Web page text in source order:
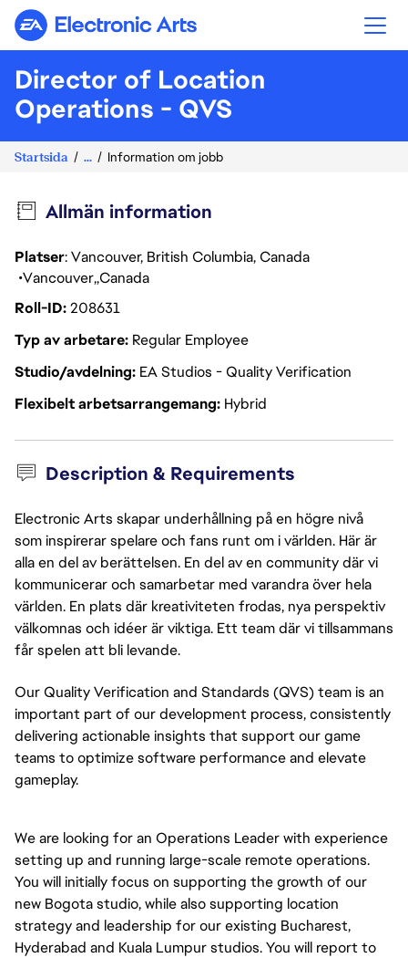
Electronic Arts
Director of Location
Operations - QVS
Startsida ... Information om jobb
Allmän information
Platser: Vancouver, British Columbia, Canada
Vancouver Canada
Roll-ID208631
Typ av arbetare Regular Employee
Studio/avdelning EA Studios - Quality Verification
Flexibelt arbetsarrangemang Hybrid
Description & Requirements
Electronic Arts skapar underhållning på en högre nivå
som inspirerar spelare och fans runt om i världen. Här är
alla en del av berättelsen. En del av en community där vi
kommunicerar och samarbetar med varandra över hela
världen. En plats där kreativiteten frodas, nya perspektiv
välkomnas och idéer är viktiga. Ett team där vi tillsammans
får spelen att bli levande.
Our Quality Verification and Standards (QVS) team is an
important part of our development process, consistently
delivering actionable insights that support our game
teams to optimize software performance and elevate
gameplay.
We are looking for an Operations Leader with experience
setting up and running large-scale remote operations.
You will initially focus on supporting the growth of our
new Bogota studio, while also supporting location
strategy and leadership for our existing Bucharest,
Hyderabad and Kuala Lumpur studios. You will report to